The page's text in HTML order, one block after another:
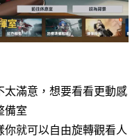
滿意， 想要看看更動感
備室
你就可以自由旋轉觀看人